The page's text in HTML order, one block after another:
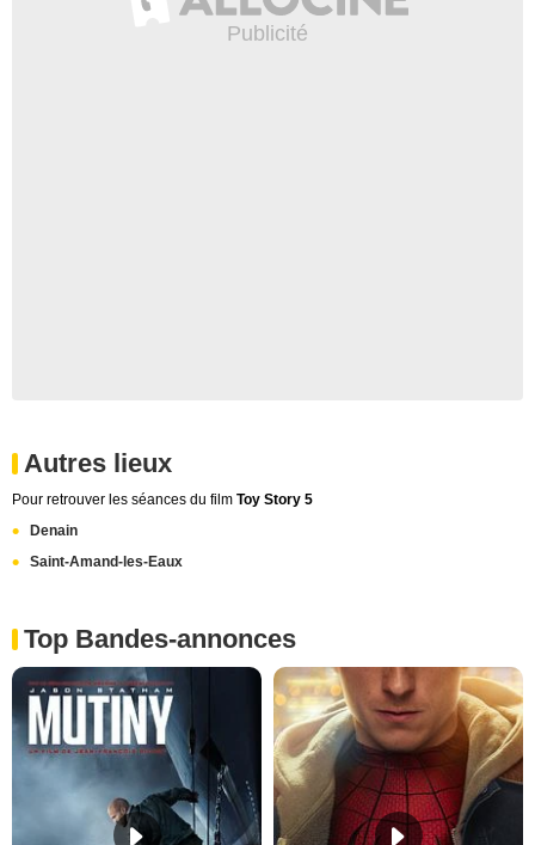
Autres lieux
Pour retrouver les séances du film Toy Story 5
Denain
Saint-Amand-les-Eaux
Top Bandes-annonces